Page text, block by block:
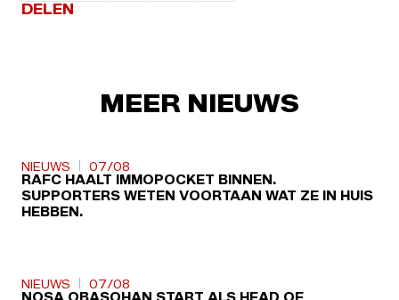
DELEN
MEER NIEUWS
NIEUWS 07/08
RAFC HAALT IMMOPOCKET BINNEN.
SUPPORTERS WETEN VOORTAAN WAT ZE IN HUIS
HEBBEN.
NIEUWS 07/08